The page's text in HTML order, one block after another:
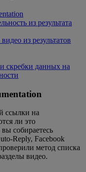
из результата
из результатов
скребки данных на
ссылки на
ли это
собираетесь
Reply, Facebook
метод списка
видео.